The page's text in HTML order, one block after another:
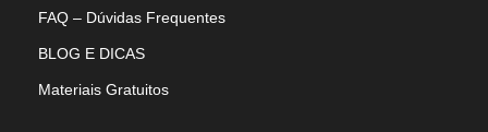
FAQ – Dúvidas Frequentes
BLOG E DICAS
Materiais Gratuitos